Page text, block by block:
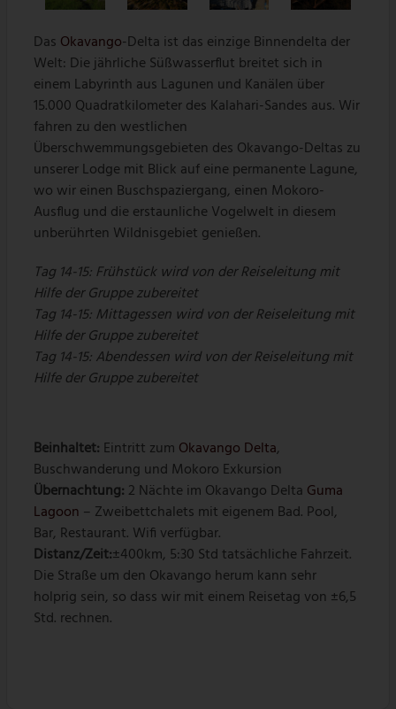
Das Okavango-Delta ist das einzige Binnendelta der
Welt: Die jährliche Süßwasserflut breitet sich in
einem Labyrinth aus Lagunen und Kanälen über
15.000 Quadratkilometer des Kalahari-Sandes aus. Wir
fahren zu den westlichen
Überschwemmungsgebieten des Okavango-Deltas zu
unserer Lodge mit Blick auf eine permanente Lagune,
wo wir einen Buschspaziergang, einen Mokoro-
Ausflug und die erstaunliche Vogelwelt in diesem
unberührten Wildnisgebiet genießen.
Tag 14-15: Frühstück wird von der Reiseleitung mit
Hilfe der Gruppe zubereitet
Tag 14-15: Mittagessen wird von der Reiseleitung mit
Hilfe der Gruppe zubereitet
Tag 14-15: Abendessen wird von der Reiseleitung mit
Hilfe der Gruppe zubereitet
Beinhaltet: Eintritt zum Okavango Delta,
Buschwanderung und Mokoro Exkursion
Übernachtung: 2 Nächte im Okavango Delta Guma
Lagoon – Zweibettchalets mit eigenem Bad. Pool,
Bar, Restaurant. Wifi verfügbar.
Distanz/Zeit:±400km, 5:30 Std tatsächliche Fahrzeit.
Die Straße um den Okavango herum kann sehr
holprig sein, so dass wir mit einem Reisetag von ±6,5
Std. rechnen.